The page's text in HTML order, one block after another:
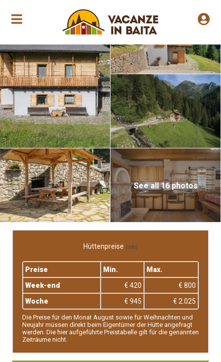
Jährliche Eröffnung
See all 16 photos
Hüttenpreise (info)
Preise Min.
Max.
Week-end
€ 420
€ 800
Woche
€ 945 € 2.025
Die Preise für den Monat August sowie für Weihnachten und
Neujahr müssen direkt beim Eigentümer der Hütte angefragt
werden. Die hier aufgeführte Preistabelle gilt für die genannten
Zeiträume nicht.